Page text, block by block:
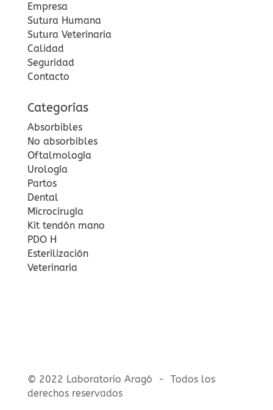
Empresa
Sutura Humana
Sutura Veterinaria
Calidad
Seguridad
Contacto
Categorías
Absorbibles
No absorbibles
Oftalmología
Urología
Partos
Dental
Microcirugía
Kit tendón mano
PDO H
Esterilización
Veterinaria
© 2022 Laboratorio Aragó - Todos los
derechos reservados